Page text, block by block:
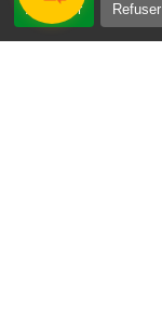
Accepter Refuser